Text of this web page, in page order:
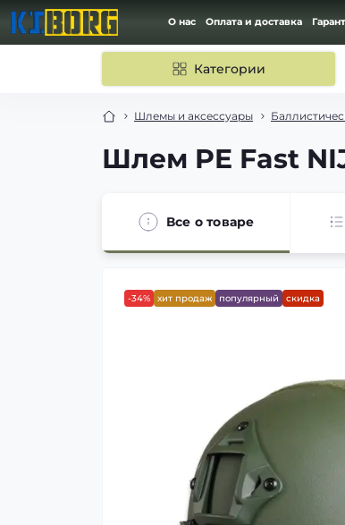
О нас Оплата и доставка
Категории
Шлемы и аксессуары
Шлем PE Fast
Все о товаре
-34% хит продаж популярный скидка